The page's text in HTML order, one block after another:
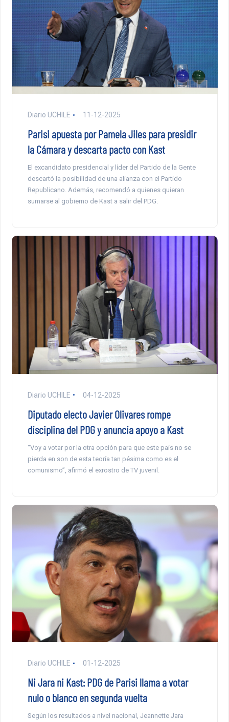
Diario UCHILE 11-12-2025
Parisi apuesta por Pamela Jiles para presidir
la Cámara y descarta pacto con Kast
El excandidato presidencial y líder del Partido de la Gente
descartó la posibilidad de una alianza con el Partido
Republicano. Además, recomendó a quienes quieran
sumarse al gobierno de Kast a salir del PDG.
Diario UCHILE 04-12-2025
Diputado electo Javier Olivares rompe
disciplina del PDG y anuncia apoyo a Kast
“Voy a votar por la otra opción para que este país no se
pierda en son de esta teoría tan pésima como es el
comunismo”, afirmó el exrostro de TV juvenil.
Diario UCHILE 01-12-2025
Ni Jara ni Kast: PDG de Parisi llama a votar
nulo o blanco en segunda vuelta
Según los resultados a nivel nacional, Jeannette Jara